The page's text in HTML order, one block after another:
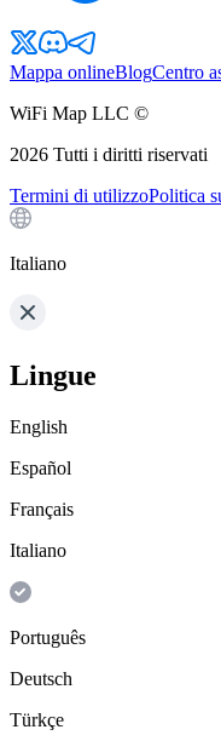
Mappa onlineBlogCentro
WiFi Map LLC ©
2026 Tutti i diritti riservati
Termini di utilizzoPolitica
Italiano
Lingue
English
Español
Français
Italiano
Português
Deutsch
Türkçe